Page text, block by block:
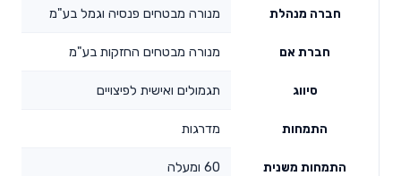
חברה מנהלת מנורה מבטחים פנסיה וגמל בע"מ
חברת אם מנורה מבטחים החזקות בע"מ
סיווג תגמולים ואישית לפיצויים
התמחות מדרגות
התמחות משנית 60 ומעלה